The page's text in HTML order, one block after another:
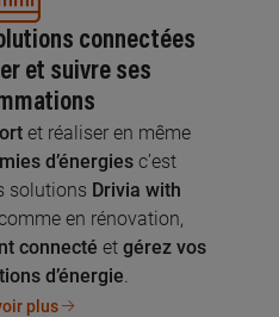
connectées
et suivre ses
et réaliser en même
d’énergies c’est
solutions Drivia with
en rénovation,
connecté et gérez vos
d’énergie.
plus